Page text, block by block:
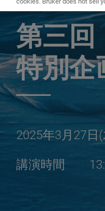
第三
特別企
2025年3月27
講演時間